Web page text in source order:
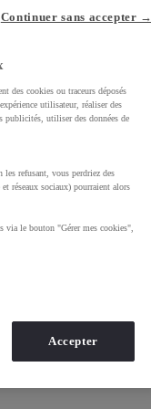
des cookies ou traceurs déposés
utilisateur, réaliser des
publicités, utiliser des données de
refusant, vous perdriez des
réseaux sociaux) pourraient alors
via le bouton "Gérer mes cookies",
Continuer sans accepter →
Accepter